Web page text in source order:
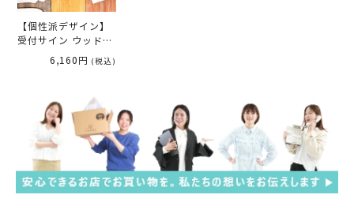
【個性派デザイン】
受付サイン ウッドゲ
ストブック「ネコ」
（芳名カードorチェ
6,160円 (税込)